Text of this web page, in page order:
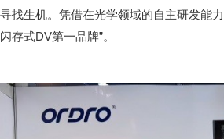
寻找生机。凭借在光学领域的自主研发能
闪存式DV第一品牌”。